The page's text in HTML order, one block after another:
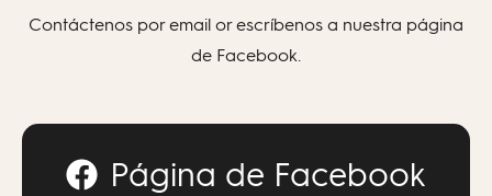
Contáctenos por email or escríbenos a nuestra página
de Facebook.
Página de Facebook